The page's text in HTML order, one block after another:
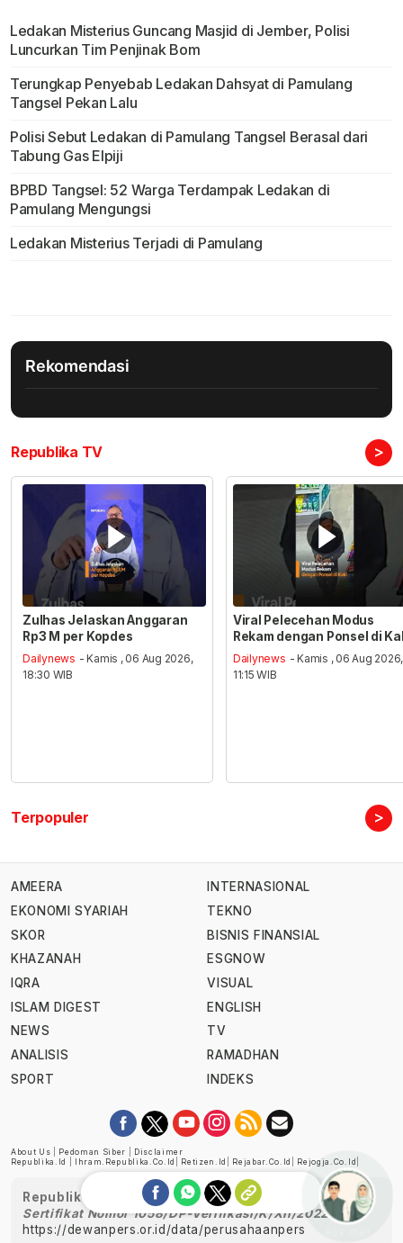
Ledakan Misterius Guncang Masjid di Jember, Polisi
Luncurkan Tim Penjinak Bom
Terungkap Penyebab Ledakan Dahsyat di Pamulang
Tangsel Pekan Lalu
Polisi Sebut Ledakan di Pamulang Tangsel Berasal dari
Tabung Gas Elpiji
BPBD Tangsel: 52 Warga Terdampak Ledakan di
Pamulang Mengungsi
Ledakan Misterius Terjadi di Pamulang
Rekomendasi
Republika TV >
Zulhas Jelaskan Anggaran
Rp3 M per Kopdes
Dailynews - Kamis , 06 Aug 2026,
18:30 WIB
Viral Pelecehan Modus
Rekam dengan Ponsel di
Dailynews - Kamis , 06 Aug 2026,
11:15 WIB
Terpopuler >
AMEERA
EKONOMI SYARIAH
SKOR
KHAZANAH
IQRA
ISLAM DIGEST
NEWS
ANALISIS
SPORT
INTERNASIONAL
TEKNO
BISNIS FINANSIAL
ESGNOW
VISUAL
ENGLISH
TV
RAMADHAN
INDEKS
About Us Pedoman Siber
Disclaimer
Republika.id
Ihram.republika.co.id Retizen.id Rejabar.co.id Rejogja.co.id
Republika telah diverifikasi oleh Dewan Pers
Sertifikat Nomor 1058/DP-Verifikasi/K/XII/2022
https://dewanpers.or.id/data/perusahaanpers